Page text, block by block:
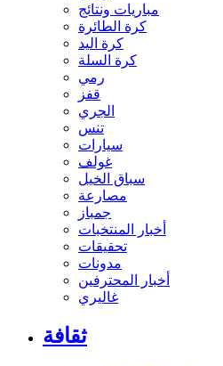
مباريات ونتائج
كرة الطائرة
كرة اليد
كرة السلة
رمي
قفز
الجري
تنس
سيارات
غولف
سباق الخيل
مصارعة
جمباز
أخبار المنتخبات
تحقيقات
مدونات
أخبار المحترفين
غاليري
ثقافة